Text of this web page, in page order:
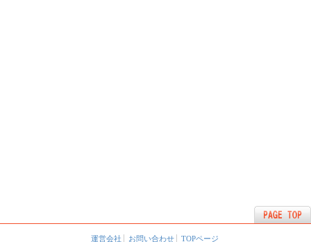
運営会社 お問い合わせ TOPページ